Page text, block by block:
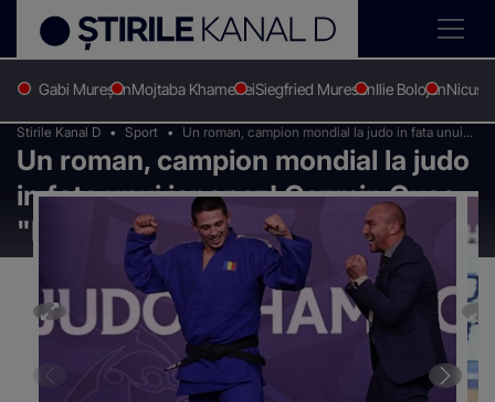
Gabi MureșanMojtaba KhameneiSiegfried MuresanIlie Bolojan
Stirile Kanal D Sport
Un roman, campion mondial la judo in fata unui
japonez! Cozmin Gusa: "E o performanta
exceptionala"
Un roman, campion mondial la judo
in fata unui japonez! Cozmin Gusa:
"E o performanta exceptionala"